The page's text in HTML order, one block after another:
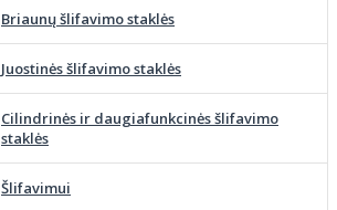
Briaunų šlifavimo staklės
Juostinės šlifavimo staklės
Cilindrinės ir daugiafunkcinės šlifavimo
staklės
Šlifavimui